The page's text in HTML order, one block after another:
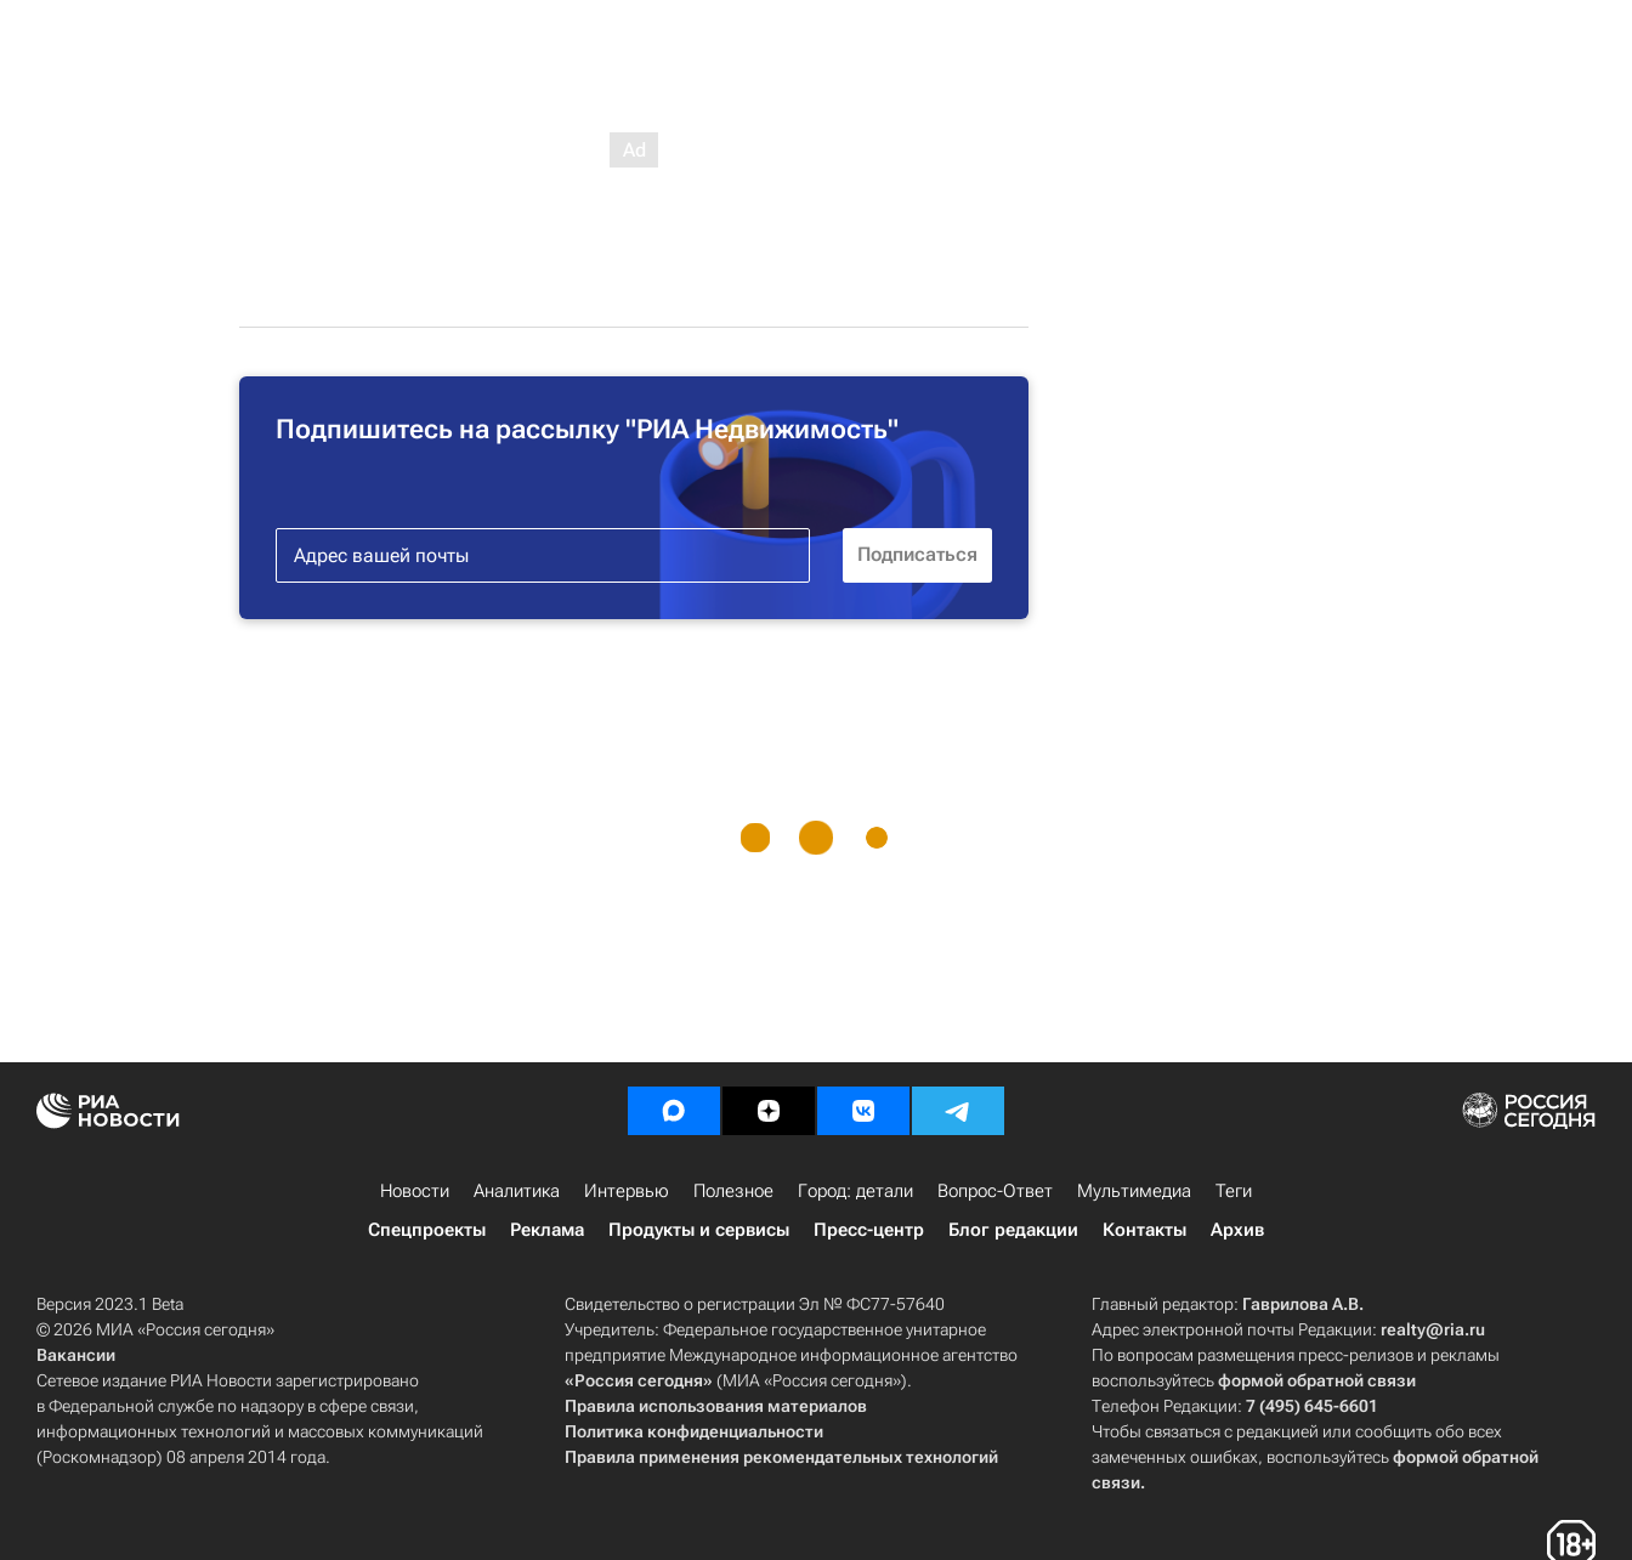
Подпишитесь на рассылку "РИА Недвижимость"
Новости Аналитика Интервью Полезное Город: детали Вопрос-Ответ Мультимедиа
Теги
Спецпроекты
Реклама Продукты и сервисы Пресс-центр Блог редакции Контакты Архив
Версия 2023.1 Beta
© 2026 МИА «Россия сегодня»
Вакансии
Сетевое издание РИА Новости зарегистрировано
в Федеральной службе по надзору в сфере связи,
информационных технологий и массовых коммуникаций
(Роскомнадзор) 08 апреля 2014 года.
Свидетельство о регистрации Эл № ФС77-57640
Учредитель: Федеральное государственное унитарное
предприятие Международное информационное агентство
«Россия сегодня» (МИА «Россия сегодня»).
Правила использования материалов
Политика конфиденциальности
Правила применения рекомендательных технологий
Главный редактор: Гаврилова А.В.
Адрес электронной почты Редакции: realty@ria.ru
По вопросам размещения пресс-релизов и рекламы
воспользуйтесьформой обратной связи
Телефон Редакции:7 (495) 645-6601
Чтобы связаться с редакцией или сообщить обо всех
замеченных ошибках, воспользуйтесьформой обратной
связи.